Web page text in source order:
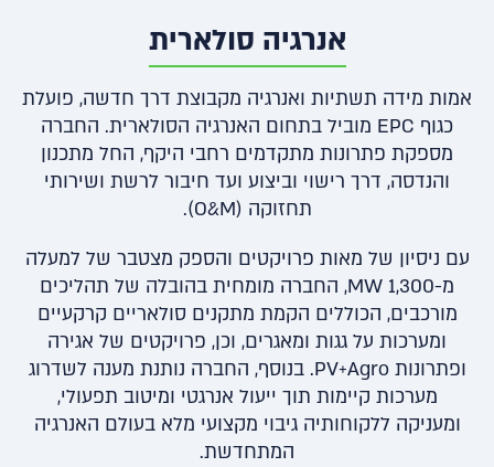
אנרגיה סולארית
אמות מידה תשתיות ואנרגיה מקבוצת דרך חדשה, פועלת
כגוף EPC מוביל בתחום האנרגיה הסולארית. החברה
מספקת פתרונות מתקדמים רחבי היקף, החל מתכנון
והנדסה, דרך רישוי וביצוע ועד חיבור לרשת ושירותי
תחזוקה (O&M).
עם ניסיון של מאות פרויקטים והספק מצטבר של למעלה
מ-1,300 MW, החברה מומחית בהובלה של תהליכים
מורכבים, הכוללים הקמת מתקנים סולאריים קרקעיים
ומערכות על גגות ומאגרים, וכן, פרויקטים של אגירה
ופתרונות PV+Agro. בנוסף, החברה נותנת מענה לשדרוג
מערכות קיימות תוך ייעול אנרגטי ומיטוב תפעולי,
ומעניקה ללקוחותיה גיבוי מקצועי מלא בעולם האנרגיה
המתחדשת.